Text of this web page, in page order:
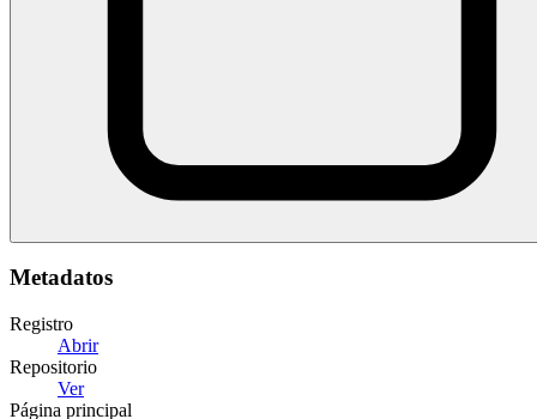
Metadatos
Registro
Abrir
Repositorio
Ver
Página principal